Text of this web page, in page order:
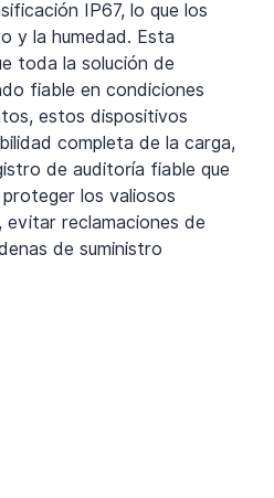
IP67, lo que los
y la humedad. Esta
toda la solución de
fiable en condiciones
estos dispositivos
completa de la carga,
de auditoría fiable que
los valiosos
reclamaciones de
de suministro